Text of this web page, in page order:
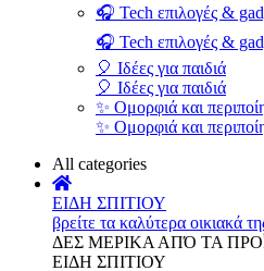
🎧 Tech επιλογές &
🎧 Tech επιλογές &
🎈 Ιδέες για παιδιά
🎈 Ιδέες για παιδιά
✨ Ομορφιά και
✨ Ομορφιά και
All categories
ΕΙΔΗ ΣΠΙΤΙΟΥ
βρείτε τα καλύτερα οικιακά
ΔΕΣ ΜΕΡΙΚΑ ΑΠΌ ΤΑ
ΕΙΔΗ ΣΠΙΤΙΟΥ